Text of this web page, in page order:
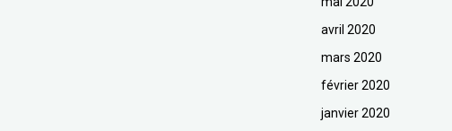
avril 2020
mars 2020
février 2020
janvier 2020